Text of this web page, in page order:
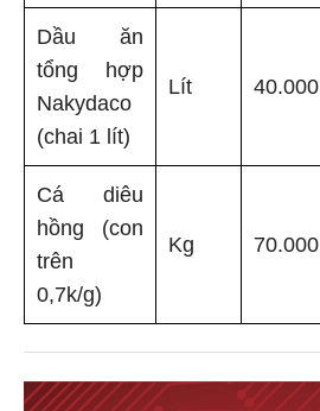
Dầu ăn
tổng hợp
Nakydaco
(chai 1 lít)
Lít 40.000
Cá diêu
hồng (con
trên
0,7k/g)
Kg 70.000